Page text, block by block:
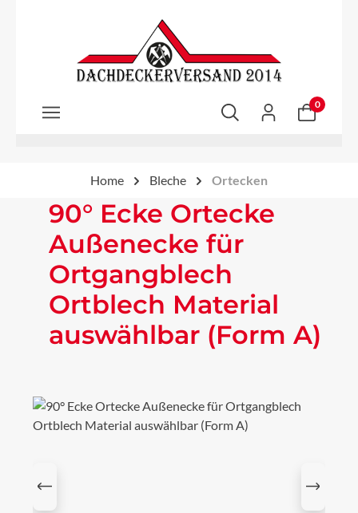
Zum Hauptinhalt springen
0
Home Bleche Ortecken
90° Ecke Ortecke
Außenecke für
Ortgangblech
Ortblech Material
auswählbar (Form A)
Bildergalerie überspringen